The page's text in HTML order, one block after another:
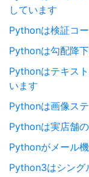
しています
Pythonは検証コ
Pythonは勾配降
Pythonはテキス
います
Pythonは画像ス
Pythonは実店舗
Pythonがメール
Python3はシング